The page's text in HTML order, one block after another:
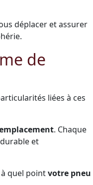
déplacer et assurer
de
liées à ces
. Chaque
et
quel pointvotre pneu